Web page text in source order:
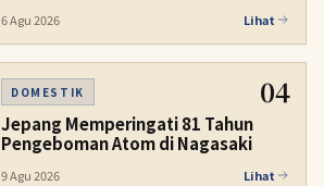
6 Agu 2026 Lihat
DOMESTIK 04
Jepang Memperingati 81 Tahun
Pengeboman Atom di Nagasaki
9 Agu 2026 Lihat